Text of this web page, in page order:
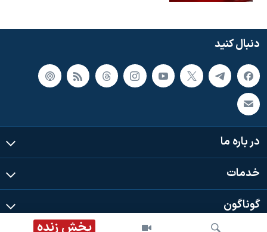
پخش زنده
دنبال کنید
در باره ما
خدمات
گوناگون